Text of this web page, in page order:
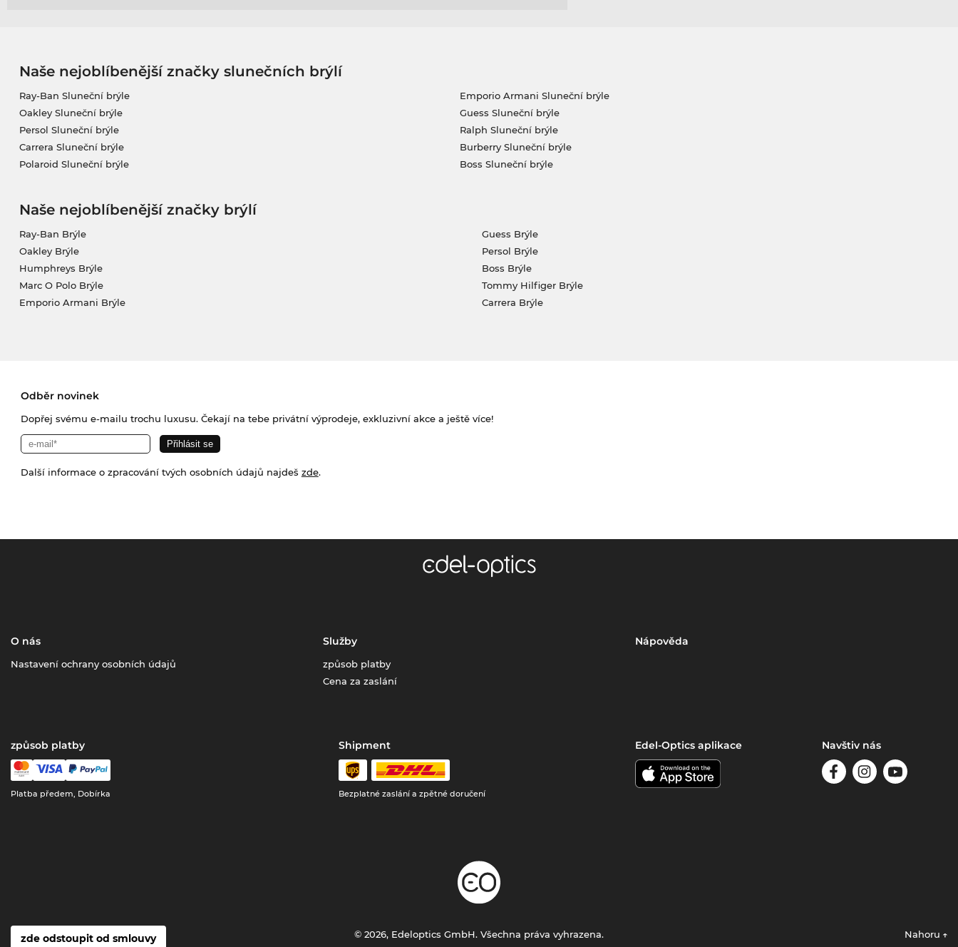
Naše nejoblíbenější značky slunečních brýlí
Ray-Ban Sluneční brýle
Oakley Sluneční brýle
Persol Sluneční brýle
Carrera Sluneční brýle
Polaroid Sluneční brýle
Emporio Armani Sluneční brýle
Guess Sluneční brýle
Ralph Sluneční brýle
Burberry Sluneční brýle
Boss Sluneční brýle
Naše nejoblíbenější značky brýlí
Ray-Ban Brýle
Oakley Brýle
Humphreys Brýle
Marc O Polo Brýle
Emporio Armani Brýle
Guess Brýle
Persol Brýle
Boss Brýle
Tommy Hilfiger Brýle
Carrera Brýle
Odběr novinek
Dopřej svému e-mailu trochu luxusu. Čekají na tebe privátní výprodeje, exkluzivní akce a ještě více!
Další informace o zpracování tvých osobních údajů najdeš zde.
O nás
Nastavení ochrany osobních údajů
Služby
způsob platby
Cena za zaslání
Nápověda
způsob platby
Platba předem, Dobírka
Shipment
Bezplatné zaslání a zpětné doručení
Edel-Optics aplikace Navštiv nás
zde odstoupit od smlouvy © 2026, Edeloptics GmbH. Všechna práva vyhrazena. Nahoru